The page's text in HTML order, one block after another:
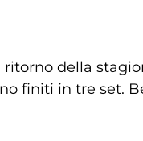
della
finiti in tre set.